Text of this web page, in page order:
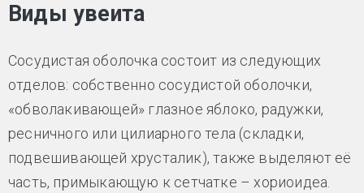
Виды увеита
Сосудистая оболочка состоит из следующих
отделов: собственно сосудистой оболочки,
«обволакивающей» глазное яблоко, радужки,
ресничного или цилиарного тела (складки,
подвешивающей хрусталик), также выделяют её
часть, примыкающую к сетчатке – хориоидеа.